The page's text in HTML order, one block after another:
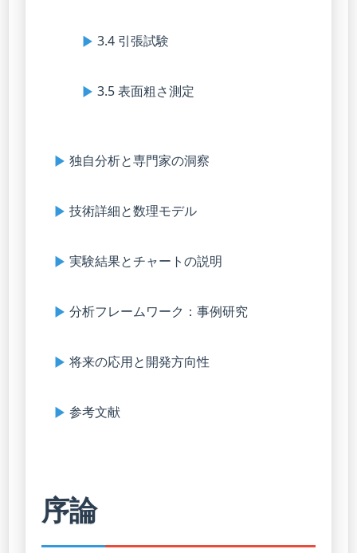
3.4 引張試験
3.5 表面粗さ測定
独自分析と専門家の洞察
技術詳細と数理モデル
実験結果とチャートの説明
分析フレームワーク：事例研究
将来の応用と開発方向性
参考文献
序論